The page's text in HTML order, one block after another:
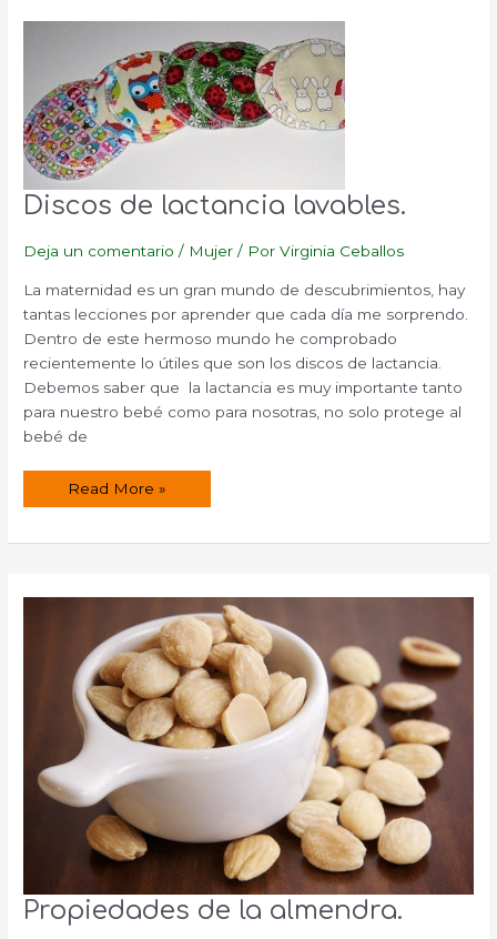
Discos de lactancia lavables.
Deja un comentario / Mujer / PorVirginia Ceballos
La maternidad es un gran mundo de descubrimientos, hay
tantas lecciones por aprender que cada día me sorprendo.
Dentro de este hermoso mundo he comprobado
recientemente lo útiles que son los discos de lactancia.
Debemos saber que la lactancia es muy importante tanto
para nuestro bebé como para nosotras, no solo protege al
bebé de
Discos
Read More »
Propiedades de la almendra.